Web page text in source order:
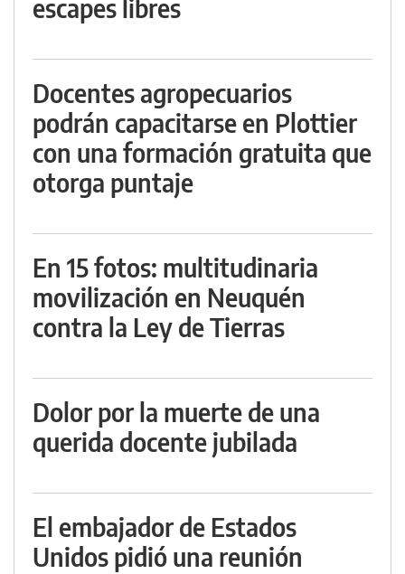
escapes libres
Docentes agropecuarios
podrán capacitarse en Plottier
con una formación gratuita que
otorga puntaje
En 15 fotos: multitudinaria
movilización en Neuquén
contra la Ley de Tierras
Dolor por la muerte de una
querida docente jubilada
El embajador de Estados
Unidos pidió una reunión